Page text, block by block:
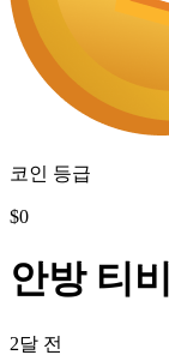
코인 등급
$0
안방 티
2달 전